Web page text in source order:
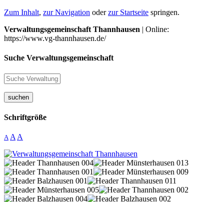
Zum Inhalt, zur Navigation oderzur Startseite springen.
Verwaltungsgemeinschaft Thannhausen | Online:
https://www.vg-thannhausen.de/
Suche Verwaltungsgemeinschaft
suchen
Schriftgröße
A A A